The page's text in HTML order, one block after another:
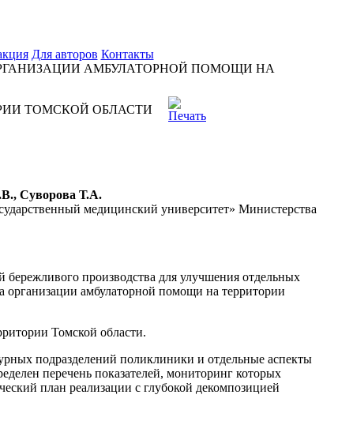
Для авторов Контакты
АМБУЛАТОРНОЙ ПОМОЩИ НА
ТОМСКОЙ ОБЛАСТИ
Суворова Т.А.
медицинский университет» Министерства
производства для улучшения отдельных
организации амбулаторной помощи на территории
Томской области.
подразделений поликлиники и отдельные аспекты
перечень показателей, мониторинг которых
план реализации с глубокой декомпозицией